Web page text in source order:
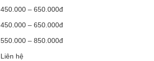
450.000 – 650.000đ
450.000 – 650.000đ
550.000 – 850.000đ
Liên hệ